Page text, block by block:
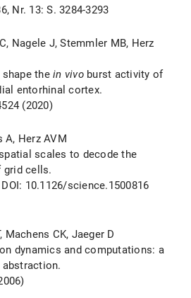
Nr. 13: S. 3284-3293
Nagele J, Stemmler MB, Herz
the in vivoburst activity of
entorhinal cortex.
(2020)
A, Herz AVM
scales to decode the
grid cells.
10.1126/science.1500816
Machens CK, Jaeger D
dynamics and computations: a